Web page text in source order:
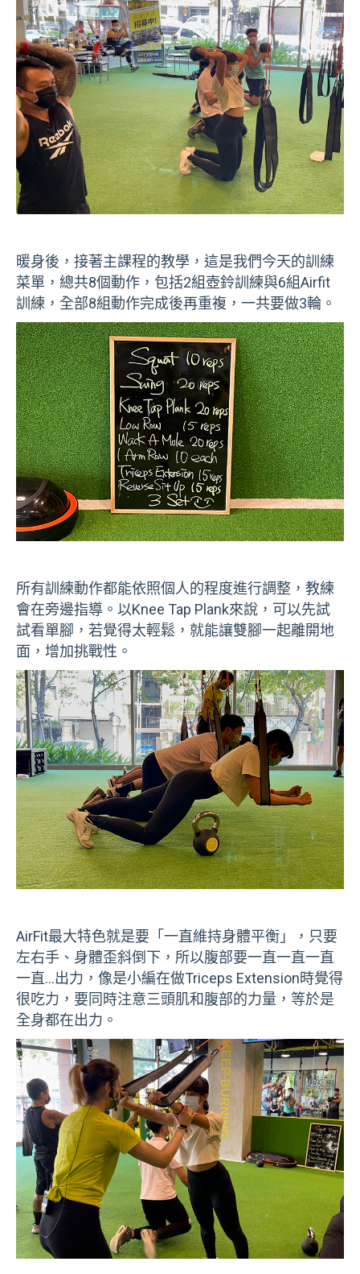
暖身後，接著主課程的教學，這是我們今天的訓練
菜單，總共8個動作，包括2組壺鈴訓練與6組Airfit
訓練，全部8組動作完成後再重複，一共要做3輪。
所有訓練動作都能依照個人的程度進行調整，教練
會在旁邊指導。以Knee Tap Plank來說，可以先試
試看單腳，若覺得太輕鬆，就能讓雙腳一起離開地
面，增加挑戰性。
AirFit最大特色就是要「一直維持身體平衡」，只要
左右手、身體歪斜倒下，所以腹部要一直一直一直
一直…出力，像是小編在做Triceps Extension時覺得
很吃力，要同時注意三頭肌和腹部的力量，等於是
全身都在出力。